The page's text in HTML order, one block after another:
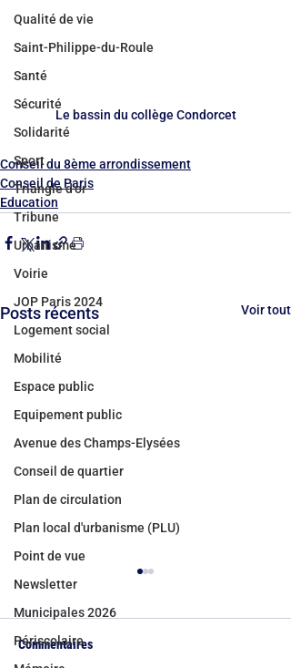
Qualité de vie
Saint-Philippe-du-Roule
Santé
Sécurité
Solidarité
Sport
Triangle d'or
Tribune
Urbanisme
Voirie
JOP Paris 2024
Logement social
Mobilité
Espace public
Equipement public
Avenue des Champs-Elysées
Conseil de quartier
Plan de circulation
Plan local d'urbanisme (PLU)
Point de vue
Newsletter
Municipales 2026
Périscolaire
Le bassin du collège Condorcet
Conseil du 8ème arrondissement
Conseil de Paris
Education
Posts récents Voir tout
Commentaires